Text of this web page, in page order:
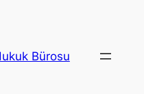
Bürosu